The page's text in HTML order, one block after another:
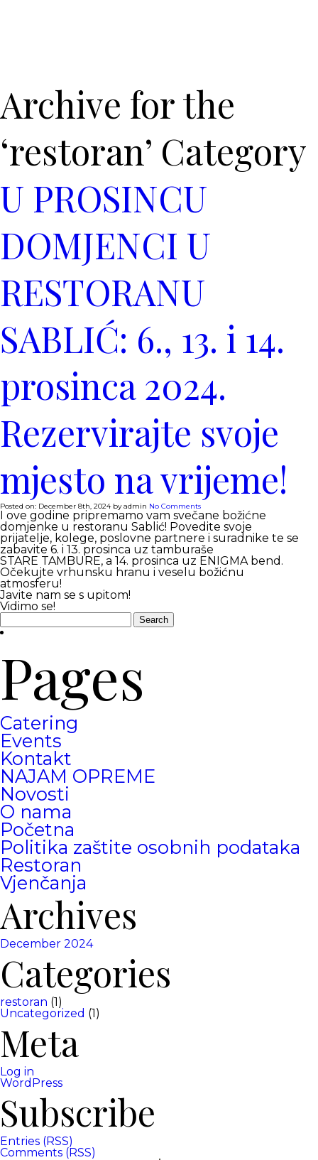
Archive for the
‘restoran’ Category
U PROSINCU
DOMJENCI U
RESTORANU
SABLIĆ: 6., 13. i 14.
prosinca 2024.
Rezervirajte svoje
mjesto na vrijeme!
Posted on: December 8th, 2024 byadmin No Comments
I ove godine pripremamo vam svečane božićne
domjenke u restoranu Sablić! Povedite svoje
prijatelje, kolege, poslovne partnere i suradnike te se
zabavite 6. i 13. prosinca uz tamburaše
STARE TAMBURE, a 14. prosinca uz ENIGMA bend.
Očekujte vrhunsku hranu i veselu božićnu
atmosferu!
Javite nam se s upitom!
Vidimo se!
Search
Pages
Catering
Events
Kontakt
NAJAM OPREME
Novosti
O nama
Početna
Politika zaštite osobnih podataka
Restoran
Vjenčanja
Archives
December 2024
Categories
restoran (1)
Uncategorized (1)
Meta
Log in
WordPress
Subscribe
Entries (RSS)
Comments (RSS)